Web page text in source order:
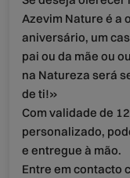
Azevim Nature é a
aniversário, um
pai ou da mãe ou
na Natureza será
de ti!»
Com validade de
personalizado,
e entregue à mão.
Entre em contacto